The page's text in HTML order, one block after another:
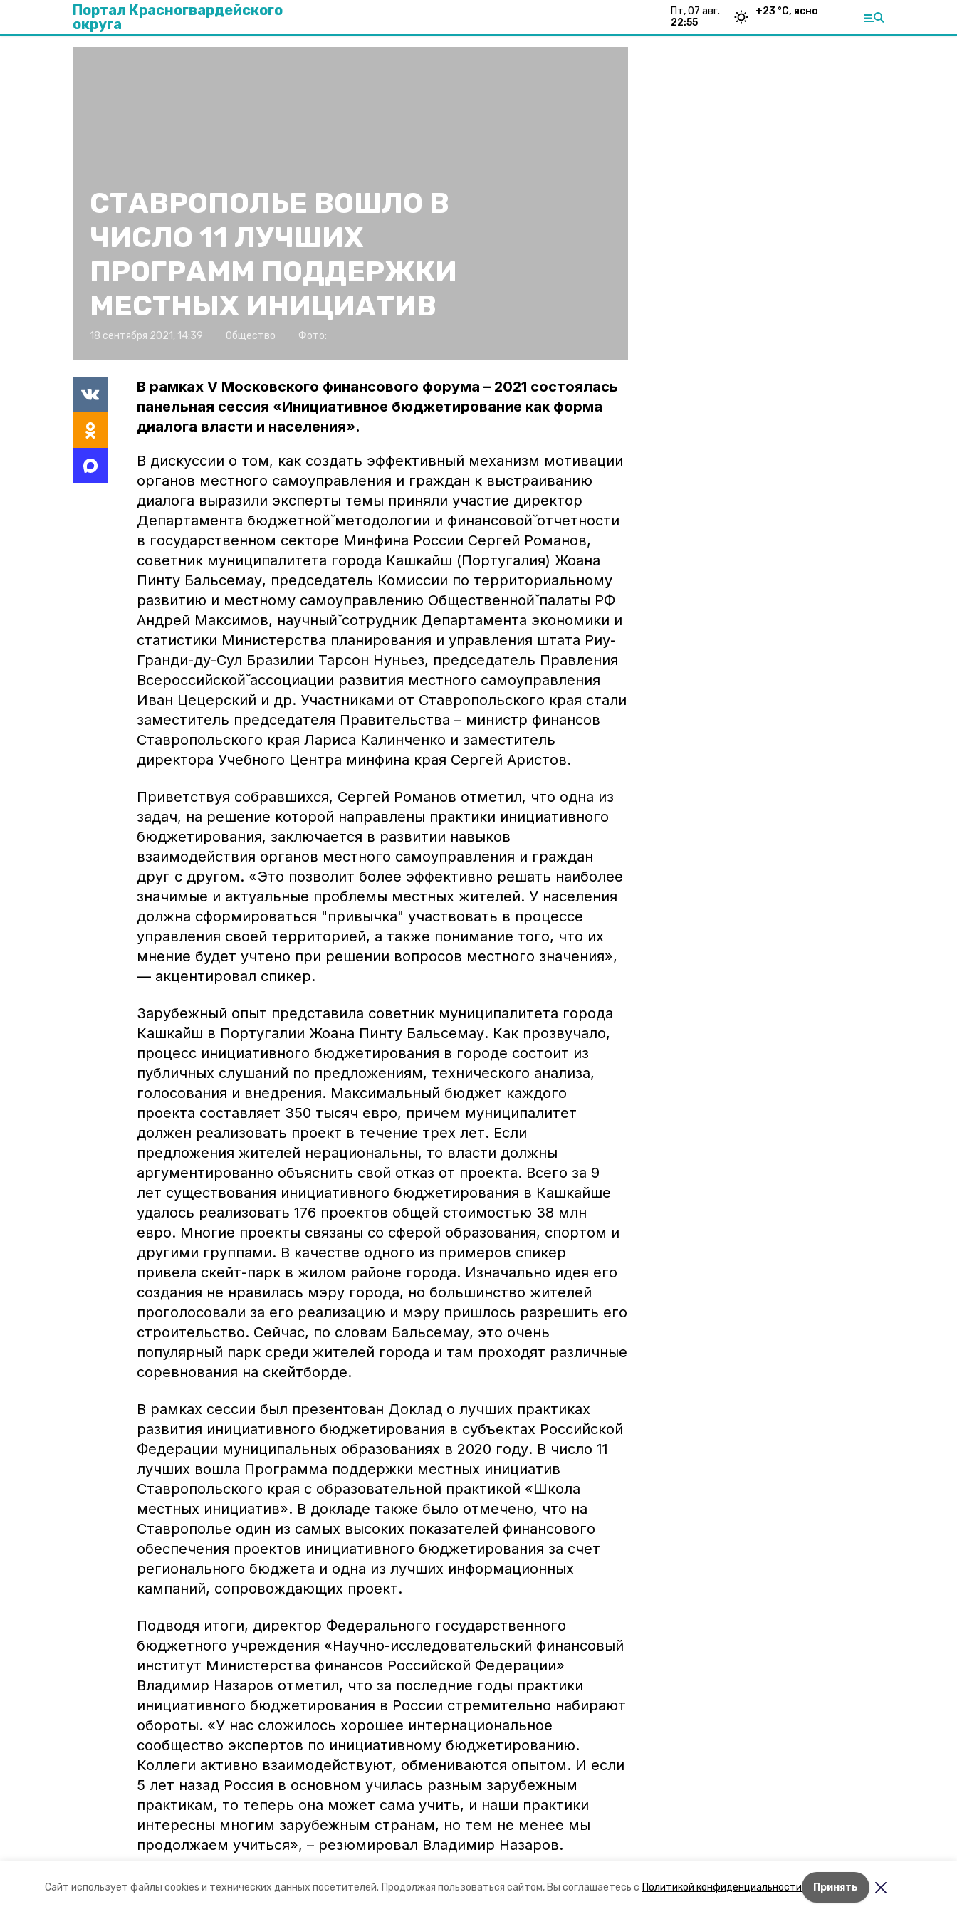
Сайт использует файлы cookies и технических данных посетителей. Продолжая пользоваться сайтом, Вы соглашаетесь с Политикой конфиденциальности Принять
Портал Красногвардейского
округа
пт, 07 авг.
22:55
+23 °С, ясно
Лента новостей
СТАВРОПОЛЬЕ ВОШЛО В
ЧИСЛО 11 ЛУЧШИХ
ПРОГРАММ ПОДДЕРЖКИ
МЕСТНЫХ ИНИЦИАТИВ
18 сентября 2021, 14:39 Общество Фото:
В рамках V Московского финансового форума – 2021 состоялась
панельная сессия «Инициативное бюджетирование как форма
диалога власти и населения».
В дискуссии о том, как создать эффективный механизм мотивации
органов местного самоуправления и граждан к выстраиванию
диалога выразили эксперты темы приняли участие директор
Департамента бюджетной̆ методологии и финансовой̆ отчетности
в государственном секторе Минфина России Сергей Романов,
советник муниципалитета города Кашкайш (Португалия) Жоана
Пинту Бальсемау, председатель Комиссии по территориальному
развитию и местному самоуправлению Общественной̆ палаты РФ
Андрей Максимов, научный̆ сотрудник Департамента экономики и
статистики Министерства планирования и управления штата Риу-
Гранди-ду-Сул Бразилии Тарсон Нуньез, председатель Правления
Всероссийской̆ ассоциации развития местного самоуправления
Иван Цецерский и др. Участниками от Ставропольского края стали
заместитель председателя Правительства – министр финансов
Ставропольского края Лариса Калинченко и заместитель
директора Учебного Центра минфина края Сергей Аристов.
Приветствуя собравшихся, Сергей Романов отметил, что одна из
задач, на решение которой направлены практики инициативного
бюджетирования, заключается в развитии навыков
взаимодействия органов местного самоуправления и граждан
друг с другом. «Это позволит более эффективно решать наиболее
значимые и актуальные проблемы местных жителей. У населения
должна сформироваться "привычка" участвовать в процессе
управления своей территорией, а также понимание того, что их
мнение будет учтено при решении вопросов местного значения»,
— акцентировал спикер.
Зарубежный опыт представила советник муниципалитета города
Кашкайш в Португалии Жоана Пинту Бальсемау. Как прозвучало,
процесс инициативного бюджетирования в городе состоит из
публичных слушаний по предложениям, технического анализа,
голосования и внедрения. Максимальный бюджет каждого
проекта составляет 350 тысяч евро, причем муниципалитет
должен реализовать проект в течение трех лет. Если
предложения жителей нерациональны, то власти должны
аргументированно объяснить свой отказ от проекта. Всего за 9
лет существования инициативного бюджетирования в Кашкайше
удалось реализовать 176 проектов общей стоимостью 38 млн
евро. Многие проекты связаны со сферой образования, спортом и
другими группами. В качестве одного из примеров спикер
привела скейт-парк в жилом районе города. Изначально идея его
создания не нравилась мэру города, но большинство жителей
проголосовали за его реализацию и мэру пришлось разрешить его
строительство. Сейчас, по словам Бальсемау, это очень
популярный парк среди жителей города и там проходят различные
соревнования на скейтборде.
В рамках сессии был презентован Доклад о лучших практиках
развития инициативного бюджетирования в субъектах Российской
Федерации муниципальных образованиях в 2020 году. В число 11
лучших вошла Программа поддержки местных инициатив
Ставропольского края с образовательной практикой «Школа
местных инициатив». В докладе также было отмечено, что на
Ставрополье один из самых высоких показателей финансового
обеспечения проектов инициативного бюджетирования за счет
регионального бюджета и одна из лучших информационных
кампаний, сопровождающих проект.
Подводя итоги, директор Федерального государственного
бюджетного учреждения «Научно-исследовательский финансовый
институт Министерства финансов Российской Федерации»
Владимир Назаров отметил, что за последние годы практики
инициативного бюджетирования в России стремительно набирают
обороты. «У нас сложилось хорошее интернациональное
сообщество экспертов по инициативному бюджетированию.
Коллеги активно взаимодействуют, обмениваются опытом. И если
5 лет назад Россия в основном училась разным зарубежным
практикам, то теперь она может сама учить, и наши практики
интересны многим зарубежным странам, но тем не менее мы
продолжаем учиться», – резюмировал Владимир Назаров.